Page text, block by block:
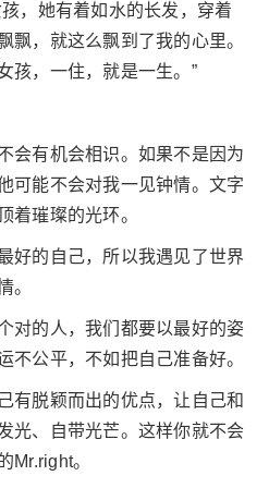
，她有着如水的长发，穿着
飘，就这么飘到了我的心里。
孩，一住，就是一生。”
会有机会相识。如果不是因为
可能不会对我一见钟情。文字
着璀璨的光环。
好的自己，所以我遇见了世界
。
对的人，我们都要以最好的姿
不公平，不如把自己准备好。
有脱颖而出的优点，让自己和
光、自带光芒。这样你就不会
Mr.right。